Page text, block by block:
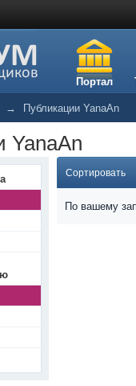
Портал
→ Публикации YanaAn
YanaAn
Сортировать
По вашему